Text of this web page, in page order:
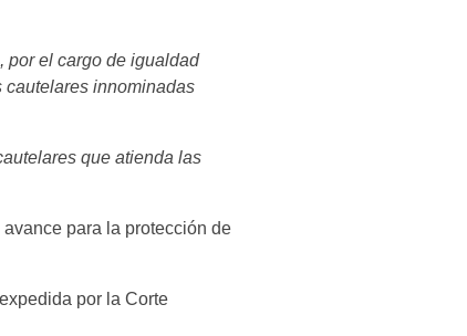
por el cargo de igualdad
innominadas
que atienda las
para la protección de
por la Corte